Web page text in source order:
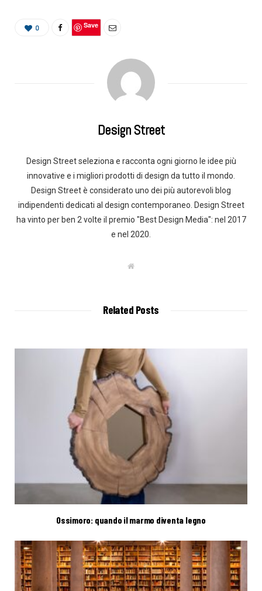
0 Save
Design Street
Design Street seleziona e racconta ogni giorno le idee più
innovative e i migliori prodotti di design da tutto il mondo.
Design Street è considerato uno dei più autorevoli blog
indipendenti dedicati al design contemporaneo. Design Street
ha vinto per ben 2 volte il premio "Best Design Media": nel 2017
e nel 2020.
W
Related Posts
Ossimoro: quando il marmo diventa legno